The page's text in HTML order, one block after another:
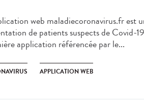
web maladiecoronavirus.fr est
de patients suspects de Covid-
application référencée par le...
APPLICATION WEB